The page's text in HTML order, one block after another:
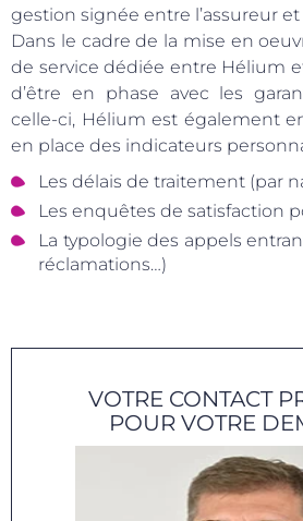
gestion signée entre l’assureur
Dans le cadre de la mise en
de service dédiée entre Hélium
d’être en phase avec les
celle-ci, Hélium est également
en place des indicateurs
Les délais de traitement (par
Les enquêtes de satisfaction
La typologie des appels
réclamations…)
VOTRE CONTACT
POUR VOTRE